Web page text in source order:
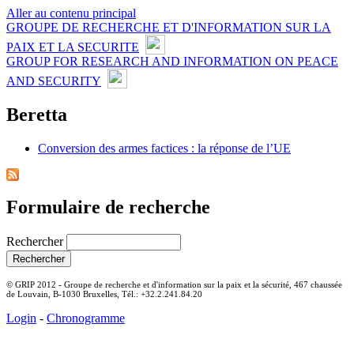
Aller au contenu principal
GROUPE DE RECHERCHE ET D'INFORMATION SUR LA
PAIX ET LA SECURITE
GROUP FOR RESEARCH AND INFORMATION ON PEACE
AND SECURITY
Beretta
Conversion des armes factices : la réponse de l’UE
Formulaire de recherche
Rechercher
© GRIP 2012 - Groupe de recherche et d'information sur la paix et la sécurité, 467 chaussée
de Louvain, B-1030 Bruxelles, Tél.: +32.2.241.84.20
Login - Chronogramme